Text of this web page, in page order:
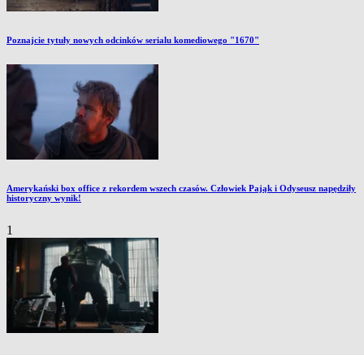
Poznajcie tytuły nowych odcinków serialu komediowego "1670"
Amerykański box office z rekordem wszech czasów. Człowiek Pająk i Odyseusz napędziły
historyczny wynik!
1